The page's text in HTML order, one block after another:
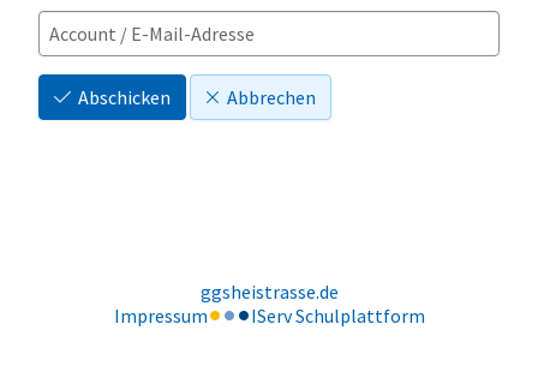
Abschicken Abbrechen
ggsheistrasse.de
Impressum
IServ Schulplattform